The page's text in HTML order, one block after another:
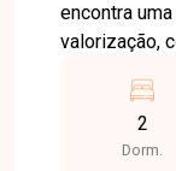
encontra
valorização,
proximidade
farmácias e
praticidade e
2
Dorm.